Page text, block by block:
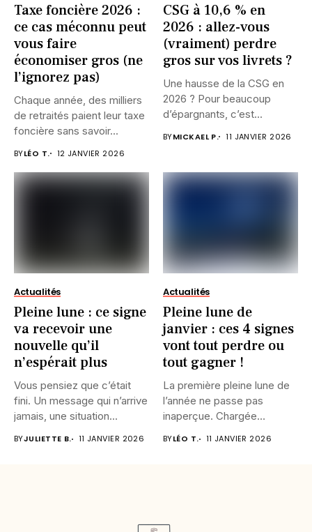
Taxe foncière 2026 :
ce cas méconnu peut
vous faire
économiser gros (ne
l’ignorez pas)
Chaque année, des milliers
de retraités paient leur taxe
foncière sans savoir...
BYLÉO T. 12 JANVIER 2026
CSG à 10,6 % en
2026 : allez-vous
(vraiment) perdre
gros sur vos livrets ?
Une hausse de la CSG en
2026 ? Pour beaucoup
d’épargnants, c’est...
BYMICKAEL P. 11 JANVIER 2026
Actualités
Pleine lune : ce signe
va recevoir une
nouvelle qu’il
n’espérait plus
Vous pensiez que c’était
fini. Un message qui n’arrive
jamais, une situation...
BYJULIETTE B. 11 JANVIER 2026
Actualités
Pleine lune de
janvier : ces 4 signes
vont tout perdre ou
tout gagner !
La première pleine lune de
l’année ne passe pas
inaperçue. Chargée
d’intensité,...
BYLÉO T. 11 JANVIER 2026